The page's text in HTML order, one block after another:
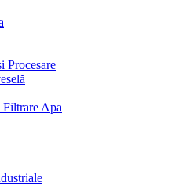
Procesare
Filtrare Apa